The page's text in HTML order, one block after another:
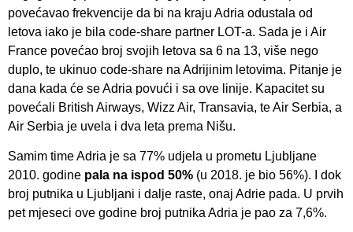
povećavao frekvencije da bi na kraju Adria odustala od
letova iako je bila code-share partner LOT-a. Sada je i Air
France povećao broj svojih letova sa 6 na 13, više nego
duplo, te ukinuo code-share na Adrijinim letovima. Pitanje je
dana kada će se Adria povući i sa ove linije. Kapacitet su
povećali British Airways, Wizz Air, Transavia, te Air Serbia, a
Air Serbia je uvela i dva leta prema Nišu.
Samim time Adria je sa 77% udjela u prometu Ljubljane
2010. godine pala na ispod 50% (u 2018. je bio 56%). I dok
broj putnika u Ljubljani i dalje raste, onaj Adrie pada. U prvih
pet mjeseci ove godine broj putnika Adria je pao za 7,6%.